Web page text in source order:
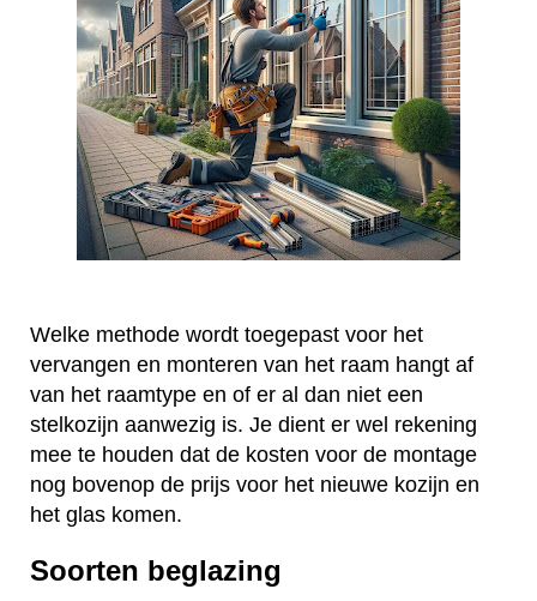
Welke methode wordt toegepast voor het
vervangen en monteren van het raam hangt af
van het raamtype en of er al dan niet een
stelkozijn aanwezig is. Je dient er wel rekening
mee te houden dat de kosten voor de montage
nog bovenop de prijs voor het nieuwe kozijn en
het glas komen.
Soorten beglazing